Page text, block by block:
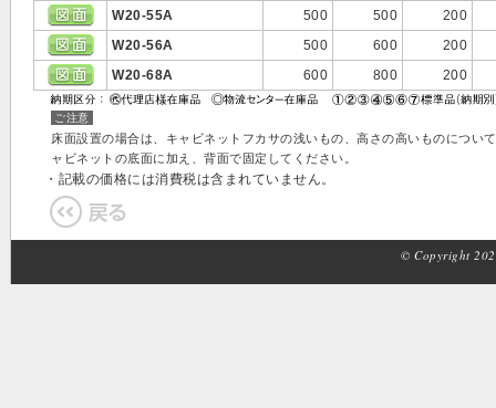
W20-55A
500 500
200
W20-56A
500 600
200
W20-68A
600 800 200
ご注意
床面設置の場合は、キャビネットフカサの浅いもの、高さの高いものにつ
ャビネットの底面に加え、背面で固定してください。
・記載の価格には消費税は含まれていません。
© Copyright